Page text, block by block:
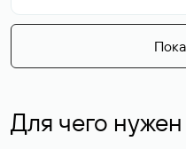
Для чего